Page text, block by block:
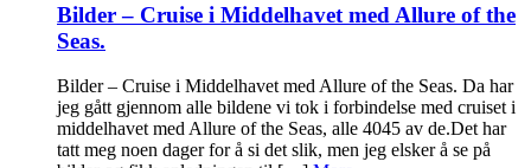
Bilder – Cruise i Middelhavet med Allure of the
Seas.
Bilder – Cruise i Middelhavet med Allure of the Seas. Da har
jeg gått gjennom alle bildene vi tok i forbindelse med cruiset i
middelhavet med Allure of the Seas, alle 4045 av de.Det har
tatt meg noen dager for å si det slik, men jeg elsker å se på